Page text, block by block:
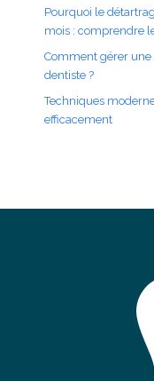
Pourquoi le
mois : comprendre
Comment gérer une
dentiste ?
Techniques
efficacement